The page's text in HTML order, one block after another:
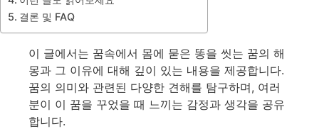
결론 및 FAQ
이 글에서는 꿈속에서 몸에 묻은 똥을 씻는 꿈의 해
몽과 그 이유에 대해 깊이 있는 내용을 제공합니다.
꿈의 의미와 관련된 다양한 견해를 탐구하며, 여러
분이 이 꿈을 꾸었을 때 느끼는 감정과 생각을 공유
합니다.